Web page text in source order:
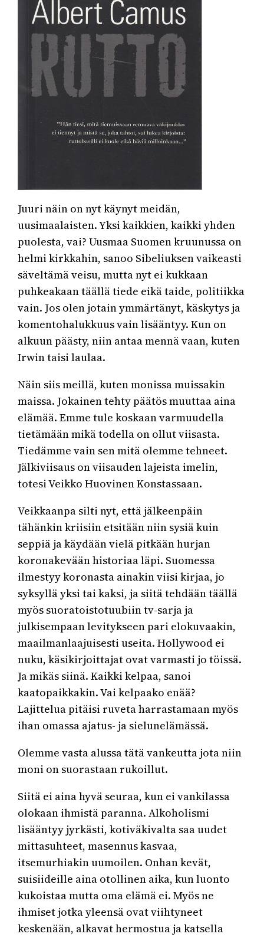
Juuri näin on nyt käynyt meidän,
uusimaalaisten. Yksi kaikkien, kaikki yhden
puolesta, vai? Uusmaa Suomen kruunussa on
helmi kirkkahin, sanoo Sibeliuksen vaikeasti
säveltämä veisu, mutta nyt ei kukkaan
puhkeakaan täällä tiede eikä taide, politiikka
vain. Jos olen jotain ymmärtänyt, käskytys ja
komentohalukkuus vain lisääntyy. Kun on
alkuun päästy, niin antaa mennä vaan, kuten
Irwin taisi laulaa.
Näin siis meillä, kuten monissa muissakin
maissa. Jokainen tehty päätös muuttaa aina
elämää. Emme tule koskaan varmuudella
tietämään mikä todella on ollut viisasta.
Tiedämme vain sen mitä olemme tehneet.
Jälkiviisaus on viisauden lajeista imelin,
totesi Veikko Huovinen Konstassaan.
Veikkaanpa silti nyt, että jälkeenpäin
tähänkin kriisiin etsitään niin sysiä kuin
seppiä ja käydään vielä pitkään hurjan
koronakevään historiaa läpi. Suomessa
ilmestyy koronasta ainakin viisi kirjaa, jo
syksyllä yksi tai kaksi, ja siitä tehdään täällä
myös suoratoistotuubiin tv-sarja ja
julkisempaan levitykseen pari elokuvaakin,
maailmanlaajuisesti useita. Hollywood ei
nuku, käsikirjoittajat ovat varmasti jo töissä.
Ja mikäs siinä. Kaikki kelpaa, sanoi
kaatopaikkakin. Vai kelpaako enää?
Lajittelua pitäisi ruveta harrastamaan myös
ihan omassa ajatus- ja sielunelämässä.
Olemme vasta alussa tätä vankeutta jota niin
moni on suorastaan rukoillut.
Siitä ei aina hyvä seuraa, kun ei vankilassa
olokaan ihmistä paranna. Alkoholismi
lisääntyy jyrkästi, kotiväkivalta saa uudet
mittasuhteet, masennus kasvaa,
itsemurhiakin uumoilen. Onhan kevät,
suisiideille aina otollinen aika, kun luonto
kukoistaa mutta oma elämä ei. Myös ne
ihmiset jotka yleensä ovat viihtyneet
keskenään, alkavat hermostua ja katsella